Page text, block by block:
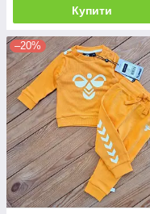
Купити
–20%